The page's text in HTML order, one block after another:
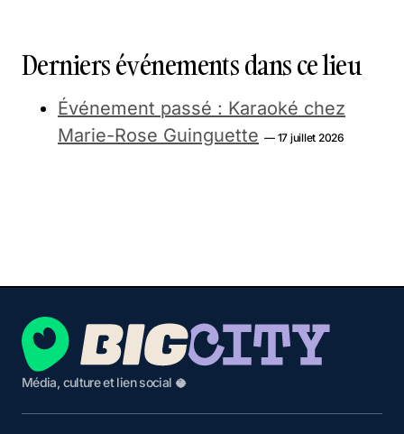
Derniers événements dans ce lieu
Événement passé : Karaoké chez
Marie-Rose Guinguette — 17 juillet 2026
Média, culture et lien social 🥥